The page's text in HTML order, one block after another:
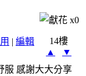
x0
| 編輯
14樓
▲
▼
服 感謝大大分享